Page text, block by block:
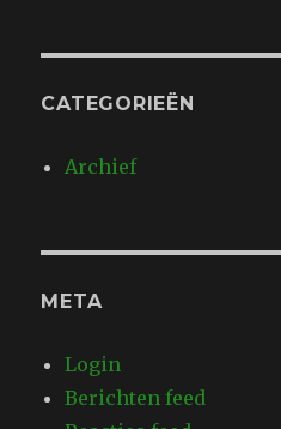
CATEGORIEËN
Archief
META
Login
Berichten feed